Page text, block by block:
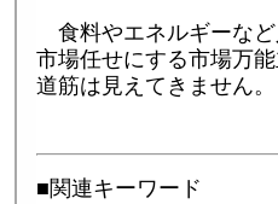
食料やエネルギーな
市場任せにする市場万
道筋は見えてきません。
■関連キーワード